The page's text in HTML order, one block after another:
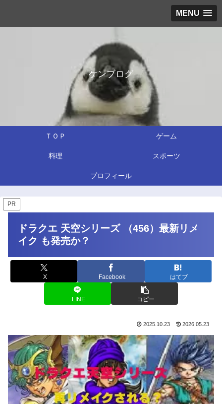
MENU
ケンブログ
ＴＯＰ ゲーム
料理 スポーツ
プロフィール
PR
ドラクエ 天空シリーズ （456）最新リメ
イク も発売か？
X Facebook はてブ
LINE コピー
2025.10.23 2026.05.23